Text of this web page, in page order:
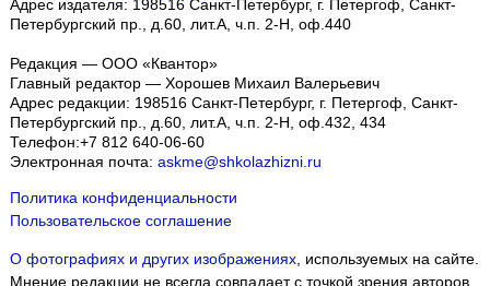
Адрес издателя: 198516 Санкт-Петербург, г. Петергоф, Санкт-
Петербургский пр., д.60, лит.А, ч.п. 2-Н, оф.440
Редакция — ООО «Квантор»
Главный редактор — Хорошев Михаил Валерьевич
Адрес редакции: 198516 Санкт-Петербург, г. Петергоф, Санкт-
Петербургский пр., д.60, лит.А, ч.п. 2-Н, оф.432, 434
Телефон:+7 812 640-06-60
Электронная почта: askme@shkolazhizni.ru
Политика конфиденциальности
Пользовательское соглашение
О фотографиях и других изображениях, используемых на сайте.
Мнение редакции не всегда совпадает с точкой зрения авторов